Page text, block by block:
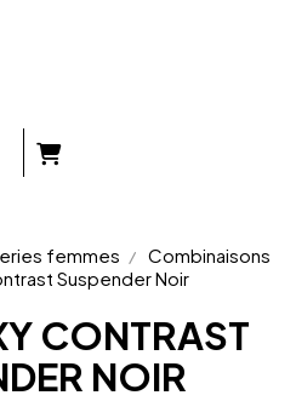
femmes
Combinaisons
Suspender Noir
CONTRAST
NOIR